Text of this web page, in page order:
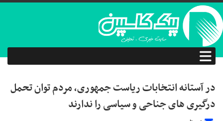
در آستانه انتخابات ریاست جمهوری، مردم توان تحمل
درگیری های جناحی و سیاسی را ندارند